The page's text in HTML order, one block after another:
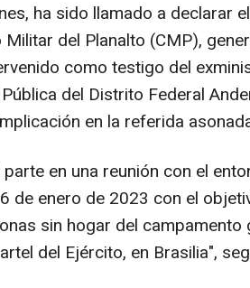
ha sido llamado a declarar el
del Planalto (CMP),
como testigo del
del Distrito Federal
en la referida
en una reunión con el
de enero de 2023 con el
sin hogar del campamento
del Ejército, en Brasilia",